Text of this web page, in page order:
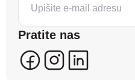
Pratite nas
posjećenost te
sadržaje koji bi vas
se kreirati korisnički profili
više uređaja i web
koriste ove tehnologije.